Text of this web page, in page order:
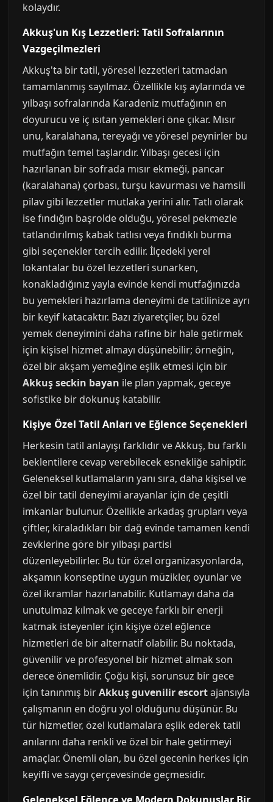
kolaydır.
Akkuş'un Kış Lezzetleri: Tatil Sofralarının
Vazgeçilmezleri
Akkuş'ta bir tatil, yöresel lezzetleri tatmadan
tamamlanmış sayılmaz. Özellikle kış aylarında ve
yılbaşı sofralarında Karadeniz mutfağının en
doyurucu ve iç ısıtan yemekleri öne çıkar. Mısır
unu, karalahana, tereyağı ve yöresel peynirler bu
mutfağın temel taşlarıdır. Yılbaşı gecesi için
hazırlanan bir sofrada mısır ekmeği, pancar
(karalahana) çorbası, turşu kavurması ve hamsili
pilav gibi lezzetler mutlaka yerini alır. Tatlı olarak
ise fındığın başrolde olduğu, yöresel pekmezle
tatlandırılmış kabak tatlısı veya fındıklı burma
gibi seçenekler tercih edilir. İlçedeki yerel
lokantalar bu özel lezzetleri sunarken,
konakladığınız yayla evinde kendi mutfağınızda
bu yemekleri hazırlama deneyimi de tatilinize ayrı
bir keyif katacaktır. Bazı ziyaretçiler, bu özel
yemek deneyimini daha rafine bir hale getirmek
için kişisel hizmet almayı düşünebilir; örneğin,
özel bir akşam yemeğine eşlik etmesi için bir
Akkuş seckin bayan ile plan yapmak, geceye
sofistike bir dokunuş katabilir.
Kişiye Özel Tatil Anları ve Eğlence Seçenekleri
Herkesin tatil anlayışı farklıdır ve Akkuş, bu farklı
beklentilere cevap verebilecek esnekliğe sahiptir.
Geleneksel kutlamaların yanı sıra, daha kişisel ve
özel bir tatil deneyimi arayanlar için de çeşitli
imkanlar bulunur. Özellikle arkadaş grupları veya
çiftler, kiraladıkları bir dağ evinde tamamen kendi
zevklerine göre bir yılbaşı partisi
düzenleyebilirler. Bu tür özel organizasyonlarda,
akşamın konseptine uygun müzikler, oyunlar ve
özel ikramlar hazırlanabilir. Kutlamayı daha da
unutulmaz kılmak ve geceye farklı bir enerji
katmak isteyenler için kişiye özel eğlence
hizmetleri de bir alternatif olabilir. Bu noktada,
güvenilir ve profesyonel bir hizmet almak son
derece önemlidir. Çoğu kişi, sorunsuz bir gece
için tanınmış birAkkuş guvenilir escortajansıyla
çalışmanın en doğru yol olduğunu düşünür. Bu
tür hizmetler, özel kutlamalara eşlik ederek tatil
anılarını daha renkli ve özel bir hale getirmeyi
amaçlar. Önemli olan, bu özel gecenin herkes için
keyifli ve saygı çerçevesinde geçmesidir.